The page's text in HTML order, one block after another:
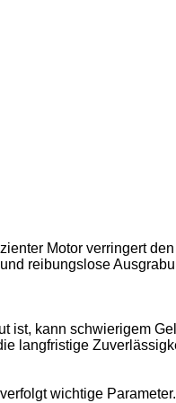
Motor verringert
reibungslose
ist, kann schwierigem
langfristige
wichtige